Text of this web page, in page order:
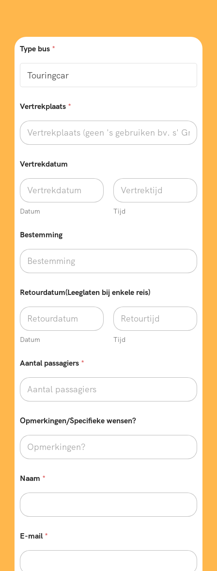
Type bus *
Vertrekplaats *
e
t
e
m
m
n
g
V
e
r
e
d
a
u
T
e
e
f
n
u
m
m
r
N
e
Vertrekdatum
Datum Tijd
Bestemming
Retourdatum(Leeglaten bij enkele reis)
Datum Tijd
Aantal passagiers *
Opmerkingen/Specifieke wensen?
Naam *
E-mail *